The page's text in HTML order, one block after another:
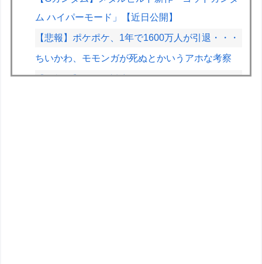
ム ハイパーモード」【近日公開】
【悲報】ポケポケ、1年で1600万人が引退・・・
ちいかわ、モモンガが死ぬとかいうアホな考察
【遊戯王】四属性対応の「スパイラル」が弱いの